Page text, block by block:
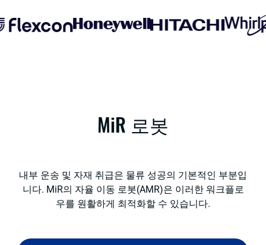
MiR 로봇
내부 운송 및 자재 취급은 물류 성공의 기본적인 부분입
니다. MiR의 자율 이동 로봇(AMR)은 이러한 워크플로
우를 원활하게 최적화할 수 있습니다.